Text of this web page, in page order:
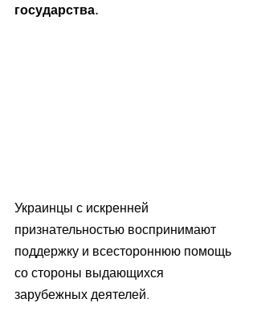
государства.
Украинцы с искренней
признательностью воспринимают
поддержку и всестороннюю помощь
со стороны выдающихся
зарубежных деятелей.